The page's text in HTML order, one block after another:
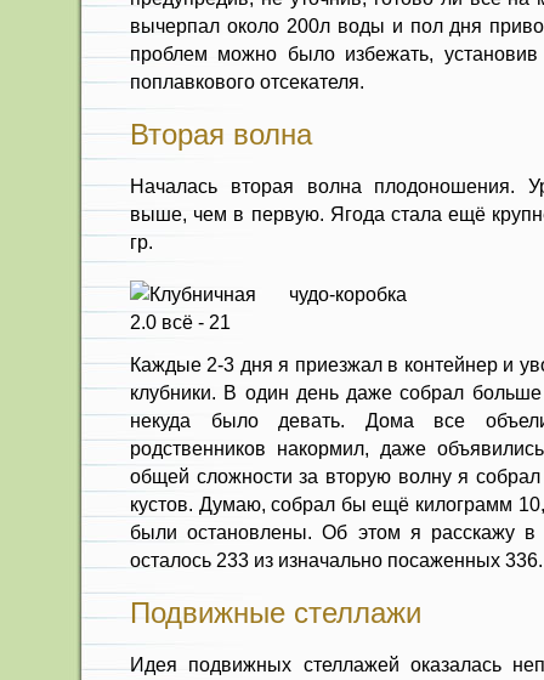
вычерпал около 200л воды и пол дня
проблем можно было избежать,
поплавкового отсекателя.
Вторая волна
Началась вторая волна плодоношения.
выше, чем в первую. Ягода стала ещё
гр.
Каждые 2-3 дня я приезжал в контейнер и
клубники. В один день даже собрал
некуда было девать. Дома все
родственников накормил, даже
общей сложности за вторую волну я
кустов. Думаю, собрал бы ещё килограмм
были остановлены. Об этом я расскажу в
осталось 233 из изначально посаженных 336.
Подвижные стеллажи
Идея подвижных стеллажей оказалась